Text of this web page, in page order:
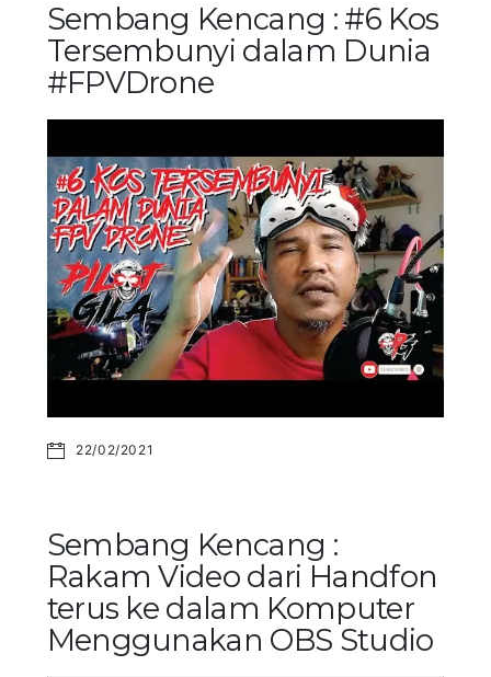
Sembang Kencang : #6 Kos
Tersembunyi dalam Dunia
#FPVDrone
22/02/2021
Sembang Kencang :
Rakam Video dari Handfon
terus ke dalam Komputer
Menggunakan OBS Studio